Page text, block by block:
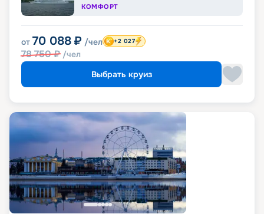
КОМФОРТ
от 70 088 ₽ /чел
78 750₽ /чел
+2 027
Выбрать круиз